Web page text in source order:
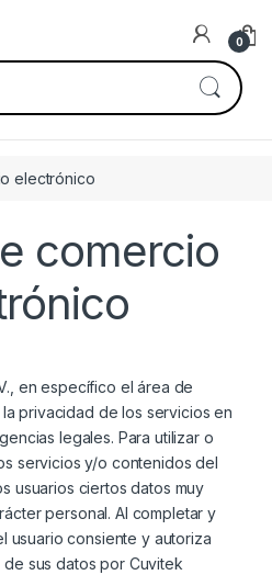
0
electrónico
comercio
en específico el área de
privacidad de los servicios en
legales. Para utilizar o
servicios y/o contenidos del
usuarios ciertos datos muy
personal. Al completar y
usuario consiente y autoriza
sus datos por Cuvitek